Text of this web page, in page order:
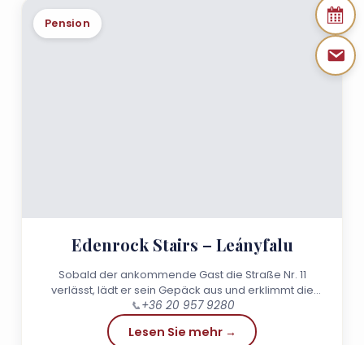
Pension
Edenrock Stairs – Leányfalu
Sobald der ankommende Gast die Straße Nr. 11
verlässt, lädt er sein Gepäck aus und erklimmt die
mindestens 70 Stufen, die zu den Zimmern führen...
📞+36 20 957 9280
Lesen Sie mehr →